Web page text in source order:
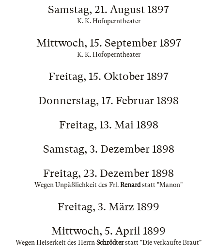
Samstag, 21. August 1897
K. K. Hofoperntheater
Mittwoch, 15. September 1897
K. K. Hofoperntheater
Freitag, 15. Oktober 1897
Donnerstag, 17. Februar 1898
Freitag, 13. Mai 1898
Samstag, 3. Dezember 1898
Freitag, 23. Dezember 1898
Wegen Unpäßlichkeit des Frl. Renardstatt "Manon"
Freitag, 3. März 1899
Mittwoch, 5. April 1899
Wegen Heiserkeit des Herrn Schrödterstatt "Die verkaufte Braut"